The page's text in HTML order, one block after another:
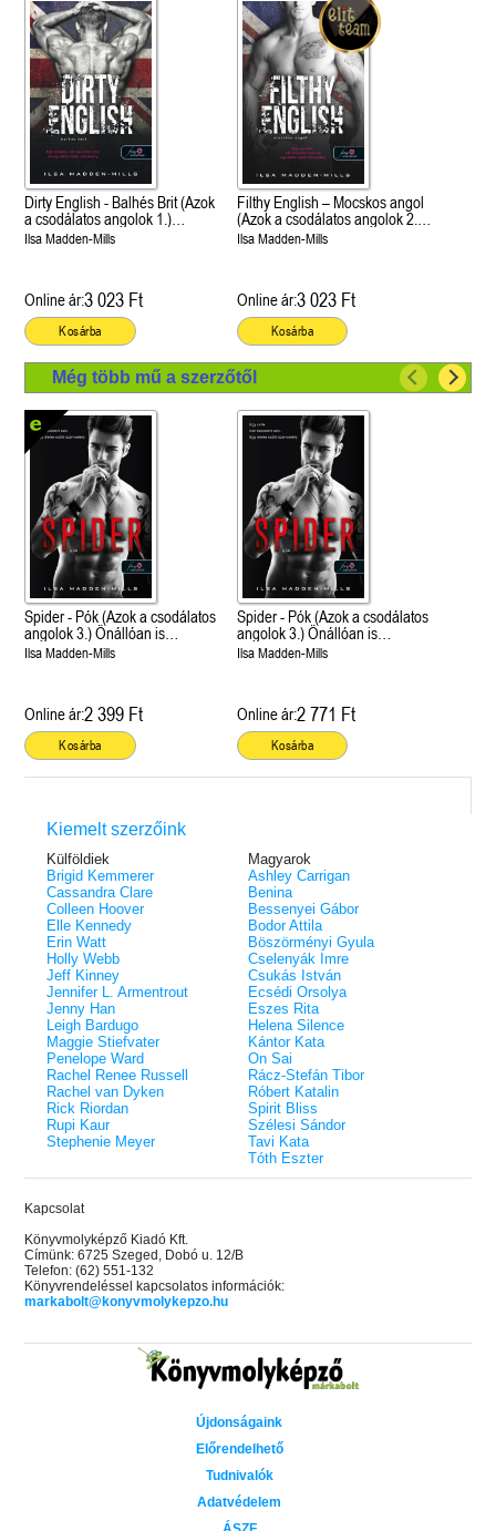
Dirty English - Balhés Brit (Azok
a csodálatos angolok 1.)
Önállóan is olvasható!
Ilsa Madden-Mills
Online ár:3 023 Ft
Kosárba
Filthy English – Mocskos angol
(Azok a csodálatos angolok 2.)
Önállóan is olvasható!
Ilsa Madden-Mills
Online ár:3 023 Ft
Kosárba
Még több mű a szerzőtől
Spider - Pók (Azok a csodálatos
angolok 3.) Önállóan is
olvasható!
Ilsa Madden-Mills
Online ár:2 399 Ft
Kosárba
Spider - Pók (Azok a csodálatos
angolok 3.) Önállóan is
olvasható!
Ilsa Madden-Mills
Online ár:2 771 Ft
Kosárba
Kiemelt szerzőink
Külföldiek
Brigid Kemmerer
Cassandra Clare
Colleen Hoover
Elle Kennedy
Erin Watt
Holly Webb
Jeff Kinney
Jennifer L. Armentrout
Jenny Han
Leigh Bardugo
Maggie Stiefvater
Penelope Ward
Rachel Renee Russell
Rachel van Dyken
Rick Riordan
Rupi Kaur
Stephenie Meyer
Magyarok
Ashley Carrigan
Benina
Bessenyei Gábor
Bodor Attila
Böszörményi Gyula
Cselenyák Imre
Csukás István
Ecsédi Orsolya
Eszes Rita
Helena Silence
Kántor Kata
On Sai
Rácz-Stefán Tibor
Róbert Katalin
Spirit Bliss
Szélesi Sándor
Tavi Kata
Tóth Eszter
Kapcsolat
Könyvmolyképző Kiadó Kft.
Címünk: 6725 Szeged, Dobó u. 12/B
Telefon: (62) 551-132
Könyvrendeléssel kapcsolatos információk:
markabolt@konyvmolykepzo.hu
Újdonságaink
Előrendelhető
Tudnivalók
Adatvédelem